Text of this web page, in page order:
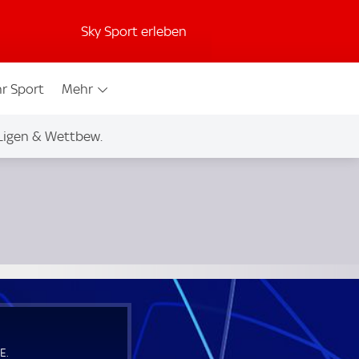
Sky Sport erleben
Sport Mehr
& Wettbew.